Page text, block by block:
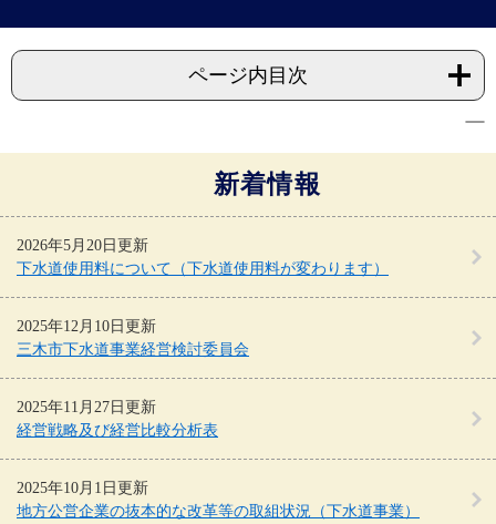
ページ内目次
新着情報
2026年5月20日更新
下水道使用料について（下水道使用料が変わります）
2025年12月10日更新
三木市下水道事業経営検討委員会
2025年11月27日更新
経営戦略及び経営比較分析表
2025年10月1日更新
地方公営企業の抜本的な改革等の取組状況（下水道事業）